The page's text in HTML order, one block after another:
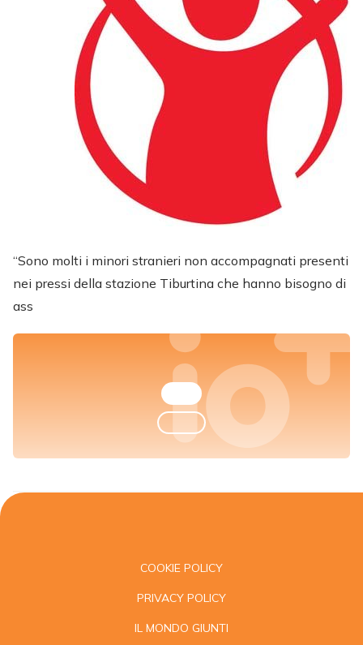
“Sono molti i minori stranieri non accompagnati presenti
nei pressi della stazione Tiburtina che hanno bisogno di
ass
COOKIE POLICY
PRIVACY POLICY
IL MONDO GIUNTI